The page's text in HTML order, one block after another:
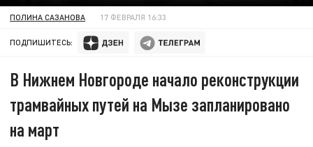
ПОЛИНА САЗАНОВА 17 ФЕВРАЛЯ 16:33
ПОДПИШИТЕСЬ:
В Нижнем Новгороде начало реконструкции
трамвайных путей на Мызе запланировано
на март